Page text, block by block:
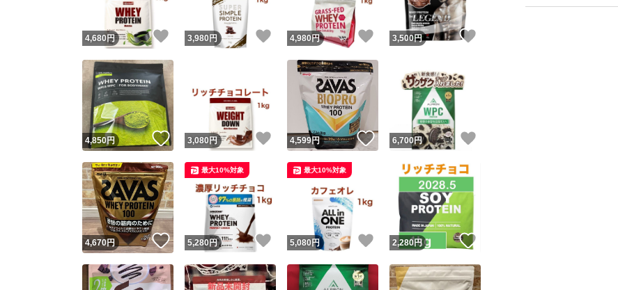
ユーザーの実績について
Yahoo!フリマが定めた一定の基準を満たしたユーザーにバッジを付与しています
安心取引出品者
4,680 円 いいね！
3,980 円 いいね！
4,980円 いいね！
3,500円
4,850円 いいね！
3,080 円 いいね！
4,599円 いいね！
6,700円
4,670円 いいね！
5,280円 いいね！
最大10%対象
5,080 円 いいね！
最大10%対象
2,280円